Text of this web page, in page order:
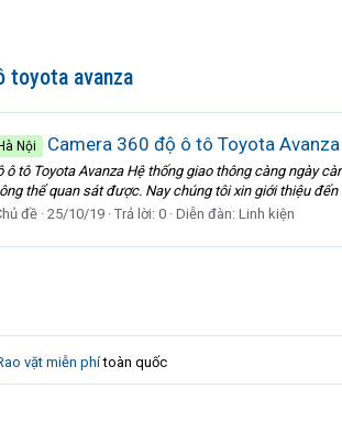
toyota avanza
Hà Nội Camera 360 độ ô tô Toyota Avanza
ô tô Toyota Avanza Hệ thống giao thông càng ngày
thể quan sát được. Nay chúng tôi xin giới thiệu
đề 25/10/19 Trả lời: 0 Diễn đàn: Linh kiện
vặt miễn phítoàn quốc